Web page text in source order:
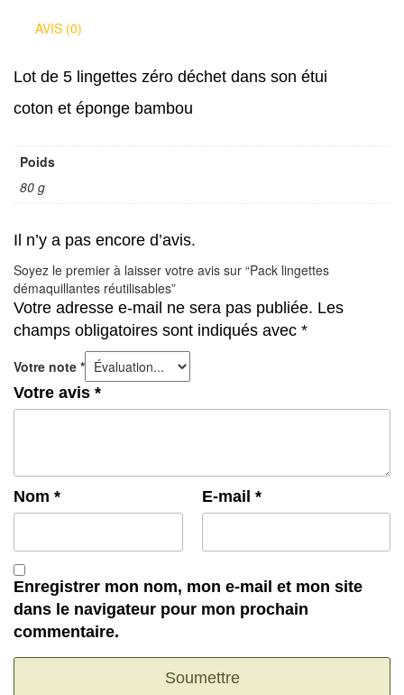
AVIS (0)
Lot de 5 lingettes zéro déchet dans son étui
coton et éponge bambou
Poids
80 g
Il n’y a pas encore d’avis.
Soyez le premier à laisser votre avis sur “Pack lingettes
démaquillantes réutilisables”
Votre adresse e-mail ne sera pas publiée. Les
champs obligatoires sont indiqués avec *
Votre note *
Votre avis *
Nom * E-mail *
Enregistrer mon nom, mon e-mail et mon site
dans le navigateur pour mon prochain
commentaire.